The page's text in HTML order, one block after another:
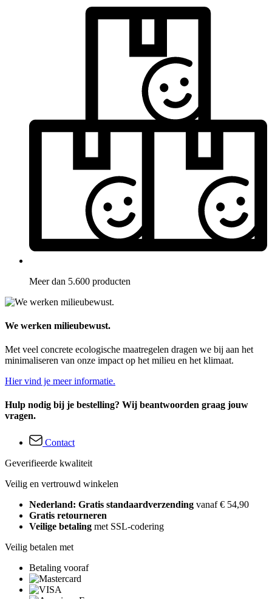
Meer dan 5.600 producten
We werken milieubewust.
Met veel concrete ecologische maatregelen dragen we bij aan het
minimaliseren van onze impact op het milieu en het klimaat.
Hier vind je meer informatie.
Hulp nodig bij je bestelling? Wij beantwoorden graag jouw
vragen.
Contact
Geverifieerde kwaliteit
Veilig en vertrouwd winkelen
Nederland: Gratis standaardverzending vanaf € 54,90
Gratis retourneren
Veilige betaling met SSL-codering
Veilig betalen met
Betaling vooraf